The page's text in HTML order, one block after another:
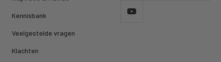
Kennisbank
Veelgestelde vragen
Klachten